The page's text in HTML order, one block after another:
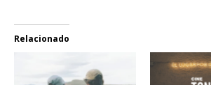
Relacionado